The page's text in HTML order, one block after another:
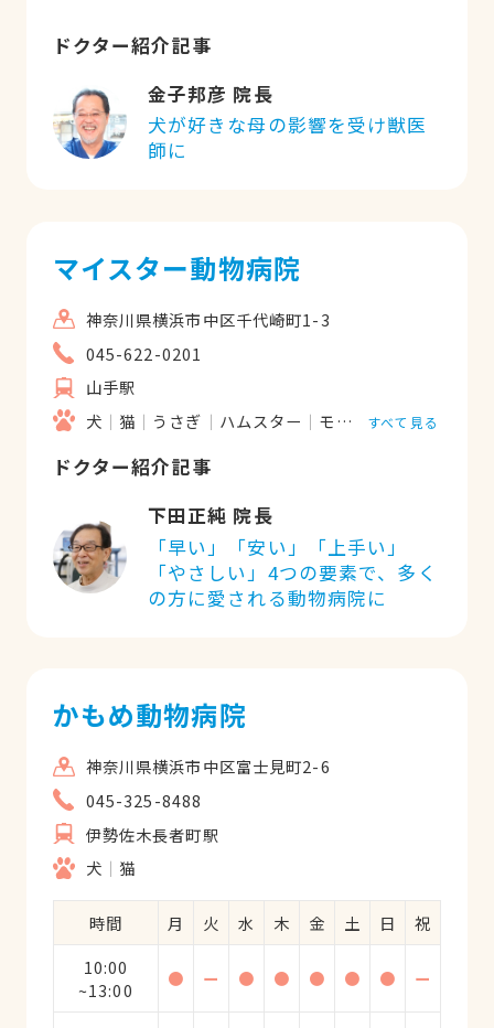
です。
ドクター紹介記事
金子邦彦 院長
犬が好きな母の影響を受け獣医
師に
マイスター動物病院
神奈川県横浜市中区千代崎町1-3
045-622-0201
山手駅
犬
猫 うさぎ ハムスター モルモット フェレッ
すべて見る
ドクター紹介記事
下田正純 院長
「早い」「安い」「上手い」
「やさしい」4つの要素で、多く
の方に愛される動物病院に
かもめ動物病院
神奈川県横浜市中区富士見町2-6
045-325-8488
伊勢佐木長者町駅
犬
猫
時間 月 火 水 木 金 土 日
祝
10:00
~13:00
● ー ● ● ● ● ● ー